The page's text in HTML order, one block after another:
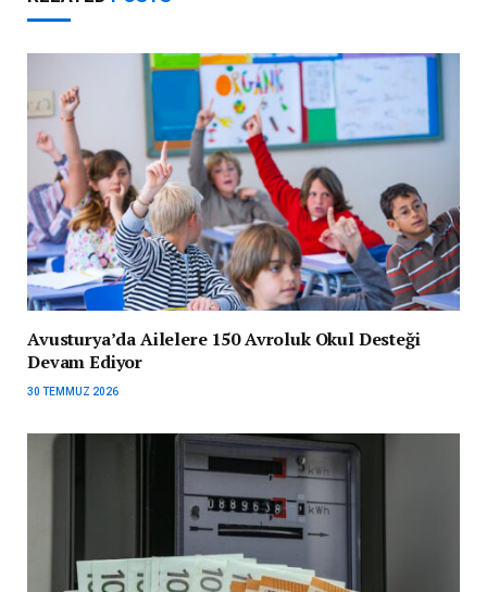
Avusturya’da Ailelere 150 Avroluk Okul Desteği
Devam Ediyor
30 TEMMUZ 2026